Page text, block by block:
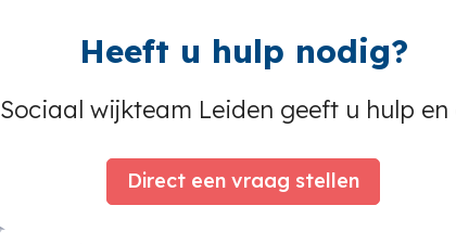
Heeft u hulp nodig?
wijkteam Leiden geeft u hulp en
Direct een vraag stellen